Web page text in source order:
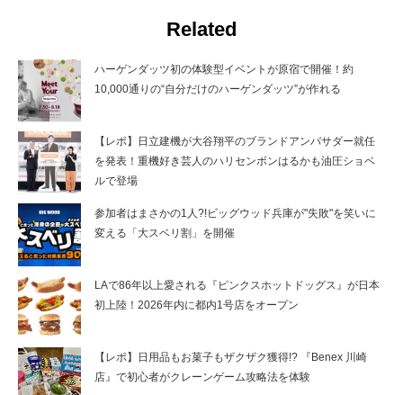
Related
ハーゲンダッツ初の体験型イベントが原宿で開催！約
10,000通りの“自分だけのハーゲンダッツ”が作れる
【レポ】日立建機が大谷翔平のブランドアンバサダー就任
を発表！重機好き芸人のハリセンボンはるかも油圧ショベ
ルで登場
参加者はまさかの1人?!ビッグウッド兵庫が"失敗"を笑いに
変える「大スベリ割」を開催
LAで86年以上愛される『ピンクスホットドッグス』が日本
初上陸！2026年内に都内1号店をオープン
【レポ】日用品もお菓子もザクザク獲得!? 『Benex 川崎
店』で初心者がクレーンゲーム攻略法を体験